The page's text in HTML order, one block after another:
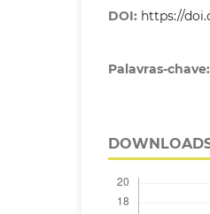
DOI: https://
Palavras-chave: